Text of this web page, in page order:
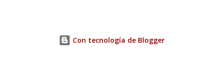
compromiso de trabajar de la mano con los productores
Con tecnología de Blogger